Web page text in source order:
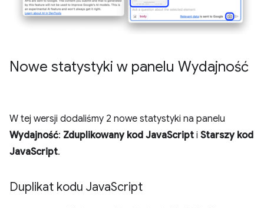
Nowe statystyki w panelu Wydajność
W tej wersji dodaliśmy 2 nowe statystyki na panelu
Wydajność: Zduplikowany kod JavaScript i Starszy kod
JavaScript.
Duplikat kodu JavaScript